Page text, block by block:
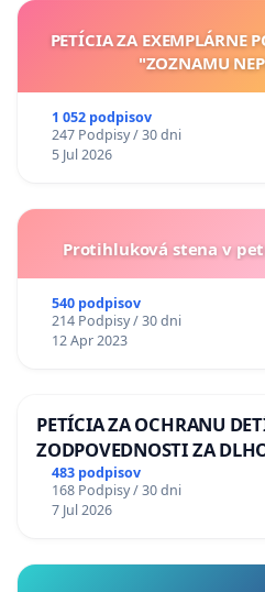
PETÍCIA ZA EXEMPLÁRNE
"ZOZNAMU
1 052 podpisov
247 Podpisy / 30 dni
5 Jul 2026
Protihluková stena v
540 podpisov
214 Podpisy / 30 dni
12 Apr 2023
PETÍCIA ZA OCHRANU
ZODPOVEDNOSTI ZA
A ZLYHANIE ŠTÁTU
483 podpisov
168 Podpisy / 30 dni
7 Jul 2026